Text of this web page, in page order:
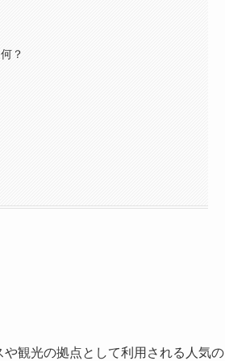
？
観光の拠点として利用される人気の